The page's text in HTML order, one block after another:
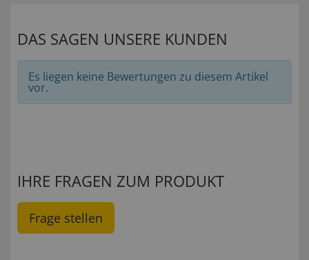
DAS SAGEN UNSERE KUNDEN
Es liegen keine Bewertungen zu diesem Artikel
vor.
IHRE FRAGEN ZUM PRODUKT
Frage stellen